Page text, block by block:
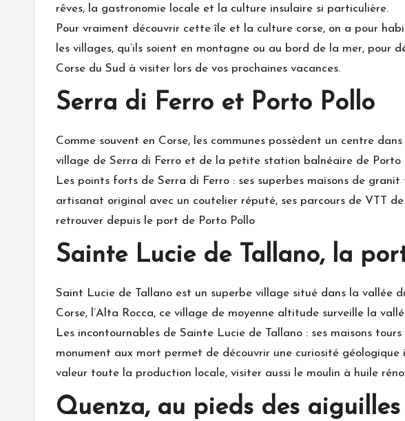
rêves, la gastronomie locale et la culture insulaire si particulière.
Pour vraiment découvrir cette île et la culture corse, on a pour
les villages, qu’ils soient en montagne ou au bord de la mer, pour
Corse du Sud à visiter lors de vos prochaines vacances.
Serra di Ferro et Porto Pollo
Comme souvent en Corse, les communes possèdent un centre
village de Serra di Ferro et de la petite station balnéaire de Porto
Les points forts de Serra di Ferro : ses superbes maisons de
artisanat original avec un coutelier réputé, ses parcours de VTT
retrouver depuis le port de Porto Pollo
Sainte Lucie de Tallano, la
Saint Lucie de Tallano est un superbe village situé dans la vallée
Corse, l’Alta Rocca, ce village de moyenne altitude surveille la
Les incontournables de Sainte Lucie de Tallano : ses maisons
monument aux mort permet de découvrir une curiosité
valeur toute la production locale, visiter aussi le moulin à huile
Quenza, au pieds des